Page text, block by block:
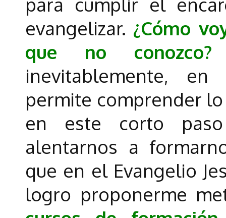
evangelizar. ¿Cómo
que no conozco?
inevitablemente,
permite comprender
en este corto
alentarnos a
que en el Evangelio
logro proponerme